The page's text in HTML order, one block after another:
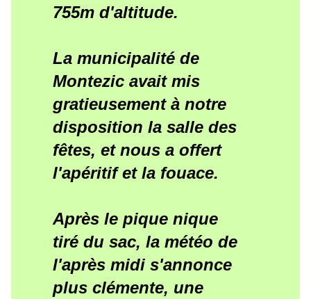
755m d'altitude.
La municipalité de
Montezic avait mis
gratieusement à notre
disposition la salle des
fêtes, et nous a offert
l'apéritif et la fouace.
Après le pique nique
tiré du sac, la météo de
l'après midi s'annonce
plus clémente, une